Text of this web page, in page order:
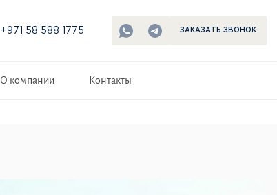
+971 58 588 1775 ЗАКАЗАТЬ ЗВОНОК
О компании Контакты